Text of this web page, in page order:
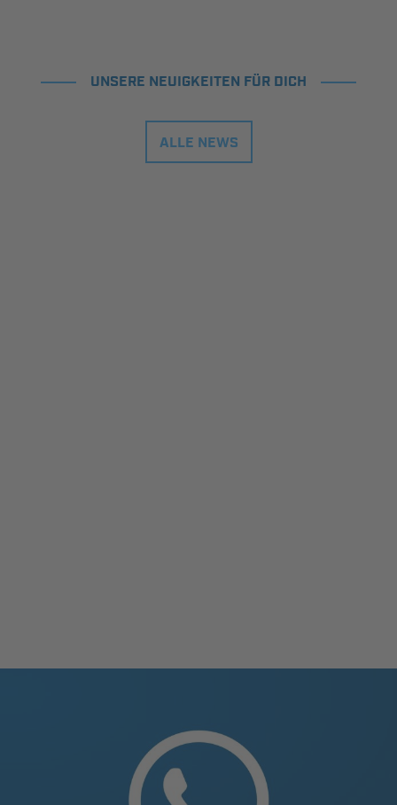
UNSERE NEUIGKEITEN FÜR DICH
ALLE NEWS